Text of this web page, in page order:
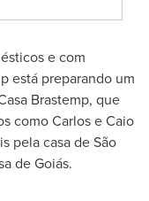
e com
está preparando um
Brastemp, que
como Carlos eCaio
pela casa de São
de Goiás.